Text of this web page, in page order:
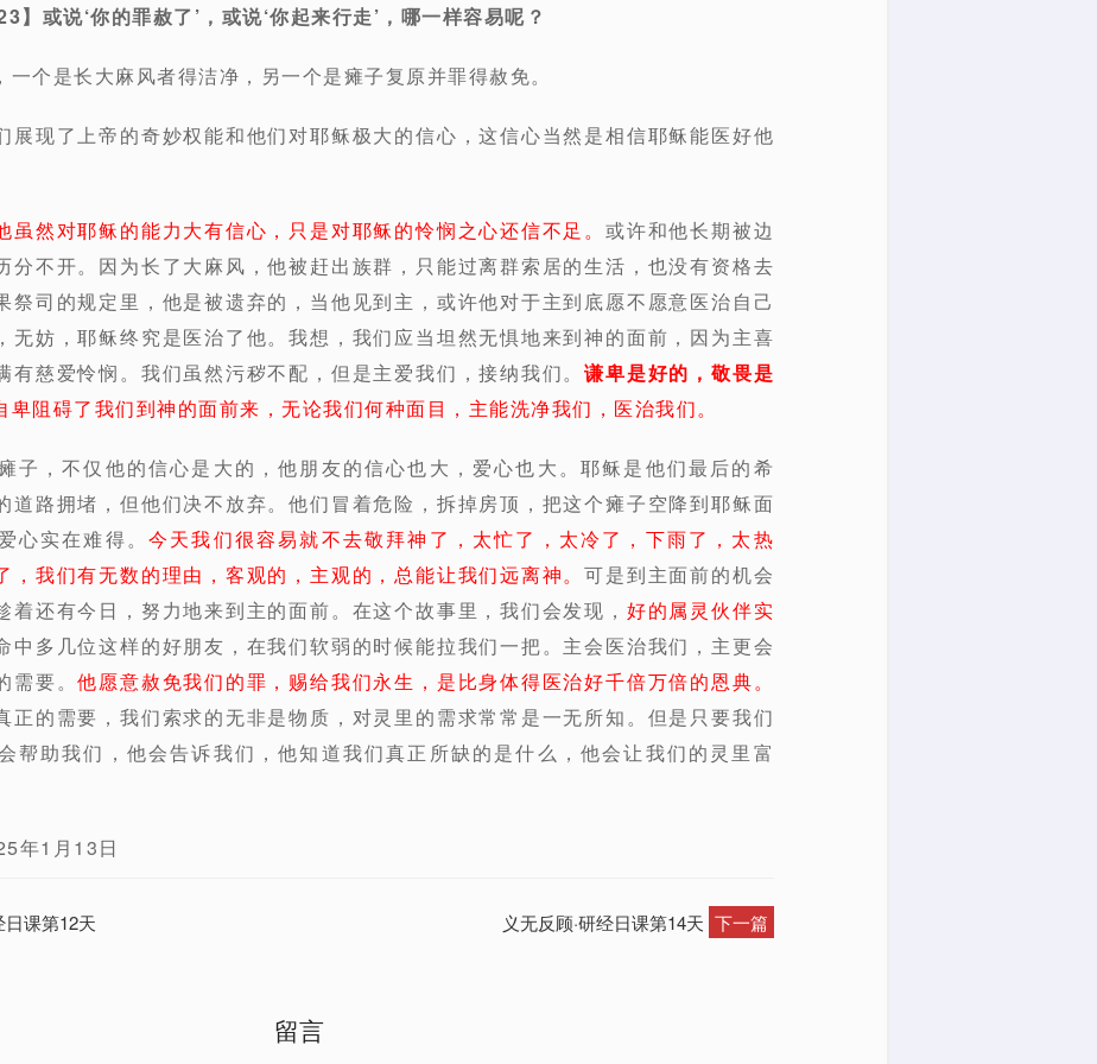
】或说‘你的罪赦了’，或说‘你起来行走’，哪一样容易呢？
个是长大麻风者得洁净，另一个是瘫子复原并罪得赦免。
展现了上帝的奇妙权能和他们对耶稣极大的信心，这信心当然是相信耶稣能医好他
虽然对耶稣的能力大有信心，只是对耶稣的怜悯之心还信不足。或许和他长期被边
分不开。因为长了大麻风，他被赶出族群，只能过离群索居的生活，也没有资格去
祭司的规定里，他是被遗弃的，当他见到主，或许他对于主到底愿不愿意医治自己
无妨，耶稣终究是医治了他。我想，我们应当坦然无惧地来到神的面前，因为主喜
有慈爱怜悯。我们虽然污秽不配，但是主爱我们，接纳我们。谦卑是好的，敬畏是
卑阻碍了我们到神的面前来，无论我们何种面目，主能洗净我们，医治我们。
子，不仅他的信心是大的，他朋友的信心也大，爱心也大。耶稣是他们最后的希
道路拥堵，但他们决不放弃。他们冒着危险，拆掉房顶，把这个瘫子空降到耶稣面
心实在难得。 今天我们很容易就不去敬拜神了，太忙了，太冷了，下雨了，太热
，我们有无数的理由，客观的，主观的，总能让我们远离神。可是到主面前的机会
着还有今日，努力地来到主的面前。在这个故事里，我们会发现， 好的属灵伙伴实
中多几位这样的好朋友，在我们软弱的时候能拉我们一把。主会医治我们，主更会
需要。他愿意赦免我们的罪，赐给我们永生，是比身体得医治好千倍万倍的恩典。
正的需要，我们索求的无非是物质，对灵里的需求常常是一无所知。但是只要我们
帮助我们，他会告诉我们，他知道我们真正所缺的是什么，他会让我们的灵里富
年1月13日
日课第12天 义无反顾·研经日课第14天 下一篇
留言